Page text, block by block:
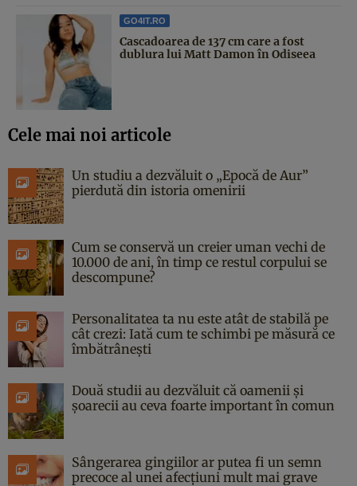
GO4IT.RO
Cascadoarea de 137 cm care a fost
dublura lui Matt Damon în Odiseea
Cele mai noi articole
Un studiu a dezvăluit o „Epocă de Aur”
pierdută din istoria omenirii
Cum se conservă un creier uman vechi de
10.000 de ani, în timp ce restul corpului se
descompune?
Personalitatea ta nu este atât de stabilă pe
cât crezi: Iată cum te schimbi pe măsură ce
îmbătrânești
Două studii au dezvăluit că oamenii și
șoarecii au ceva foarte important în comun
Sângerarea gingiilor ar putea fi un semn
precoce al unei afecțiuni mult mai grave